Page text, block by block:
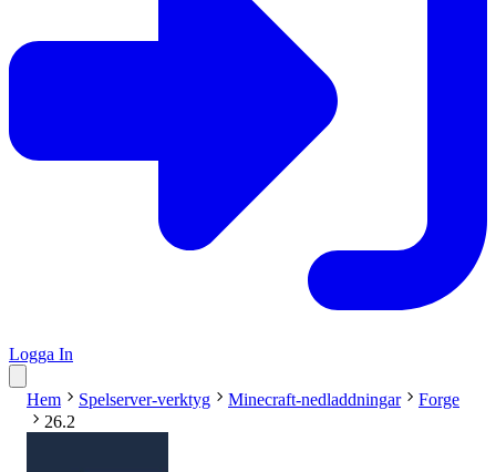
Logga In
Hem Spelserver-verktyg Minecraft-nedladdningar
Forge
26.2